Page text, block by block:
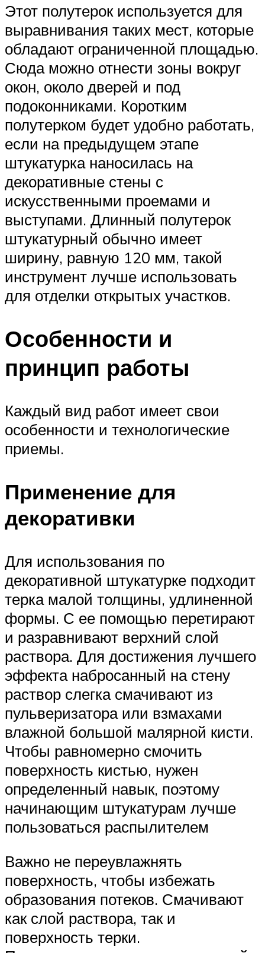
Этот полутерок используется для
выравнивания таких мест, которые
обладают ограниченной площадью.
Сюда можно отнести зоны вокруг
окон, около дверей и под
подоконниками. Коротким
полутерком будет удобно работать,
если на предыдущем этапе
штукатурка наносилась на
декоративные стены с
искусственными проемами и
выступами. Длинный полутерок
штукатурный обычно имеет
ширину, равную 120 мм, такой
инструмент лучше использовать
для отделки открытых участков.
Особенности и
принцип работы
Каждый вид работ имеет свои
особенности и технологические
приемы.
Применение для
декоративки
Для использования по
декоративной штукатурке подходит
терка малой толщины, удлиненной
формы. С ее помощью перетирают
и разравнивают верхний слой
раствора. Для достижения лучшего
эффекта набросанный на стену
раствор слегка смачивают из
пульверизатора или взмахами
влажной большой малярной кисти.
Чтобы равномерно смочить
поверхность кистью, нужен
определенный навык, поэтому
начинающим штукатурам лучше
пользоваться распылителем
Важно не переувлажнять
поверхность, чтобы избежать
образования потеков. Смачивают
как слой раствора, так и
поверхность терки.